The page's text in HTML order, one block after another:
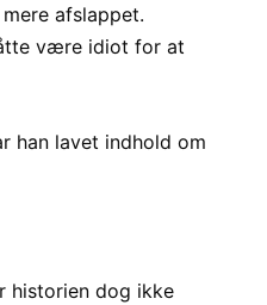
afslappet.
være idiot for at
han lavet indhold om
historien dog ikke